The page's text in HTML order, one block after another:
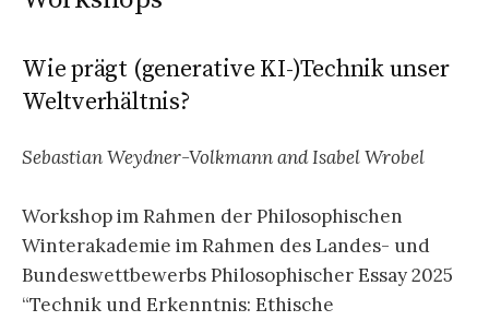
Wie prägt (generative KI-)Technik unser
Weltverhältnis?
Sebastian Weydner-Volkmann and Isabel Wrobel
Workshop im Rahmen der Philosophischen
Winterakademie im Rahmen des Landes- und
Bundeswettbewerbs Philosophischer Essay 2025
“Technik und Erkenntnis: Ethische